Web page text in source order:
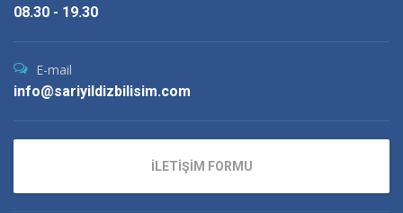
08.30 - 19.30
E-mail
info@sariyildizbilisim.com
İLETİŞİM FORMU